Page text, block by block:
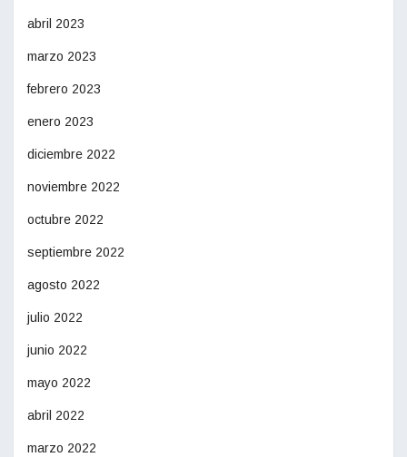
abril 2023
marzo 2023
febrero 2023
enero 2023
diciembre 2022
noviembre 2022
octubre 2022
septiembre 2022
agosto 2022
julio 2022
junio 2022
mayo 2022
abril 2022
marzo 2022